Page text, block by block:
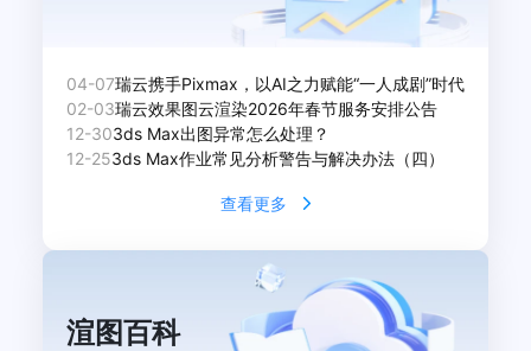
04-07瑞云携手Pixmax，以AI之力赋能“一人成剧”时代
02-03瑞云效果图云渲染2026年春节服务安排公告
12-303ds Max出图异常怎么处理？
12-253ds Max作业常见分析警告与解决办法（四）
查看更多
渲图百科